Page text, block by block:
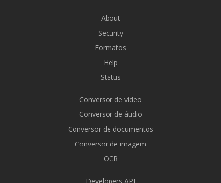
About
Security
Formatos
Help
Status
Conversor de vídeo
Conversor de áudio
Conversor de documentos
Conversor de imagem
OCR
Developers API